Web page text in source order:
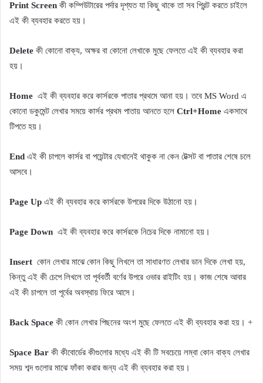
Print Screen কী কম্পিউটারের পর্দার দৃশ্যত যা কিছু থাকে তা সব প্রিন্ট করতে চাইলে
এই কী ব্যবহার করতে হয়।
Delete কী কোনো বাক্য, অক্ষর বা কোনো লেখাকে মুছে ফেলতে এই কী ব্যবহার করা
হয়।
Home এই কী ব্যবহার করে কার্সরকে পাতার প্রথমে আনা হয়। তবে MS Word এ
কোনো ডকুমেন্ট লেখার সময়ে কার্সর প্রথম পাতায় আনতে হলে Ctrl+Home একসাথে
টিপতে হয়।
End এই কী চাপলে কার্সর বা পয়েন্টার যেখানেই থাকুক না কেন টেক্সট বা পাতার শেষে চলে
আসবে।
Page Up এই কী ব্যবহার করে কার্সরকে উপরের দিকে উঠানো হয়।
Page Down এই কী ব্যবহার করে কার্সরকে নিচের দিকে নামানো হয়।
Insert কোন লেখার মাঝে কোন কিছু লিখলে তা সাধারণত লেখার ডান দিকে লেখা হয়,
কিন্তু এই কী চেপে লিখলে তা পূর্ববর্তী বর্ণের উপরে ওভার রাইটিং হয়। কাজ শেষে আবার
এই কী চাপলে তা পূর্বের অবস্থায় ফিরে আসে।
Back Space কী কোন লেখার পিছনের অংশ মুছে ফেলতে এই কী ব্যবহার করা হয়। +
Space Bar কী কীবোর্ডের কীগুলোর মধ্যে এই কী টি সবচেয়ে লম্বা কোন বাক্য লেখার
সময় শব্দ গুলোর মাঝে ফাঁকা করার জন্য এই কী ব্যবহার করা হয়।